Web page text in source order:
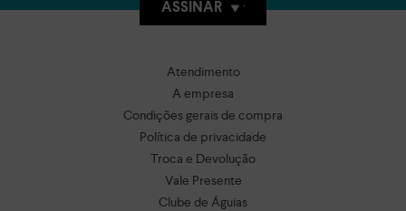
ASSINAR
Atendimento
A empresa
Condições gerais de compra
Política de privacidade
Troca e Devolução
Vale Presente
Clube de Águias